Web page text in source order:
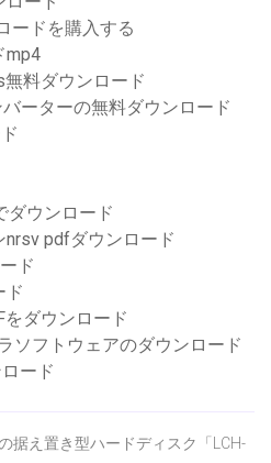
ードを購入する
mp4
料ダウンロード
ーターの無料ダウンロード
ダウンロード
pdfダウンロード
ド
ド
ダウンロード
ソフトウェアのダウンロード
ード
据え置き型ハードディスク「LCH-